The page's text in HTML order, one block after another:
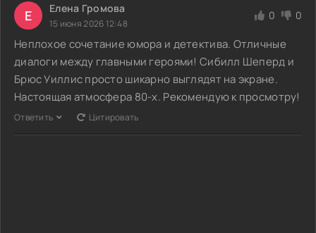
Е Елена Громова
15 июня 2026 12:48
0 0
Неплохое сочетание юмора и детектива. Отличные
диалоги между главными героями! Сибилл Шеперд и
Брюс Уиллис просто шикарно выглядят на экране.
Настоящая атмосфера 80-х. Рекомендую к просмотру!
Ответить Цитировать